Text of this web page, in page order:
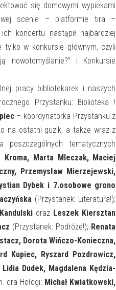
się domowymi wypiekami
scenie – platformie tira –
koncertu nastąpił najbardziej
w konkursie głównym, czyli
nowotomyślanie?” i Konkursie
pracy bibliotekarek i naszych
Przystanku: Biblioteka !
– koordynatorka Przystanku z
na ostatni guzik, a także wraz z
tematycznych
Kroma, Marta Mleczak, Maciej
Przemysław Mierzejewski,
Dybek i 7.osobowe grono
(Przystanek: Literatura!);
oraz Leszek Kiersztan
(Przystanek: Podróże!); Renata
Dorota Wińczo-Konieczna,
Kupiec, Ryszard Pozdrowicz,
Lidia Dudek, Magdalena Kędzia-
dra Hołogi: Michał Kwiatkowski,